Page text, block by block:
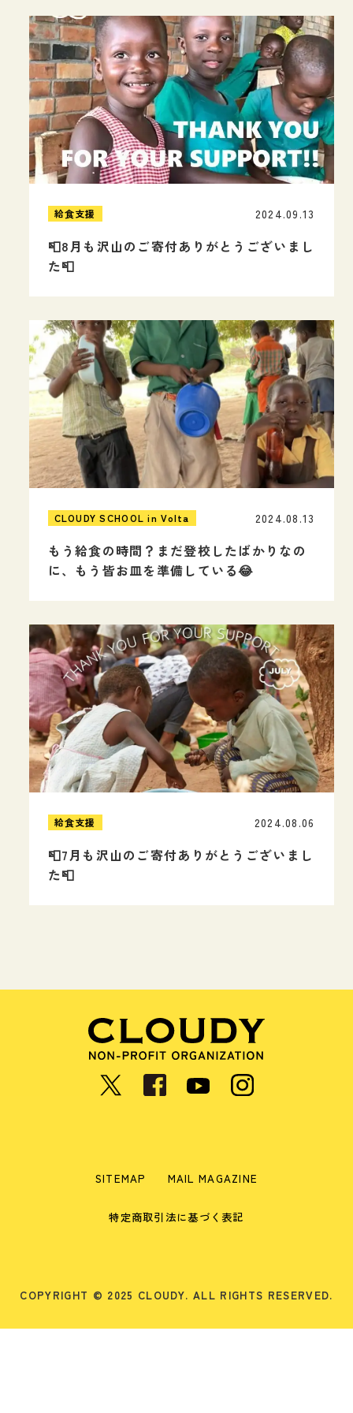
給食支援
📮8月も沢山のご寄付ありがとうございまし
た📮
2024.09.13
CLOUDY SCHOOL in Volta
もう給食の時間？まだ登校したばかりなの
に、もう皆お皿を準備している😂
2024.08.13
給食支援
📮7月も沢山のご寄付ありがとうございまし
た📮
2024.08.06
SITEMAP MAIL MAGAZINE
特定商取引法に基づく表記
COPYRIGHT © 2025 CLOUDY. ALL RIGHTS RESERVED.